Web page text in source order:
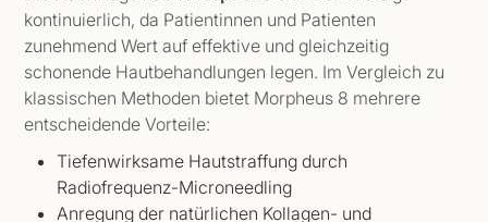
kontinuierlich, da Patientinnen und Patienten
zunehmend Wert auf effektive und gleichzeitig
schonende Hautbehandlungen legen. Im Vergleich zu
klassischen Methoden bietet Morpheus 8 mehrere
entscheidende Vorteile:
Tiefenwirksame Hautstraffung durch
Radiofrequenz-Microneedling
Anregung der natürlichen Kollagen- und